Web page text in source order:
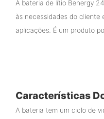
A bateria de lítio Benergy
às necessidades do cliente
aplicações. É um produto
Características
A bateria tem um ciclo de